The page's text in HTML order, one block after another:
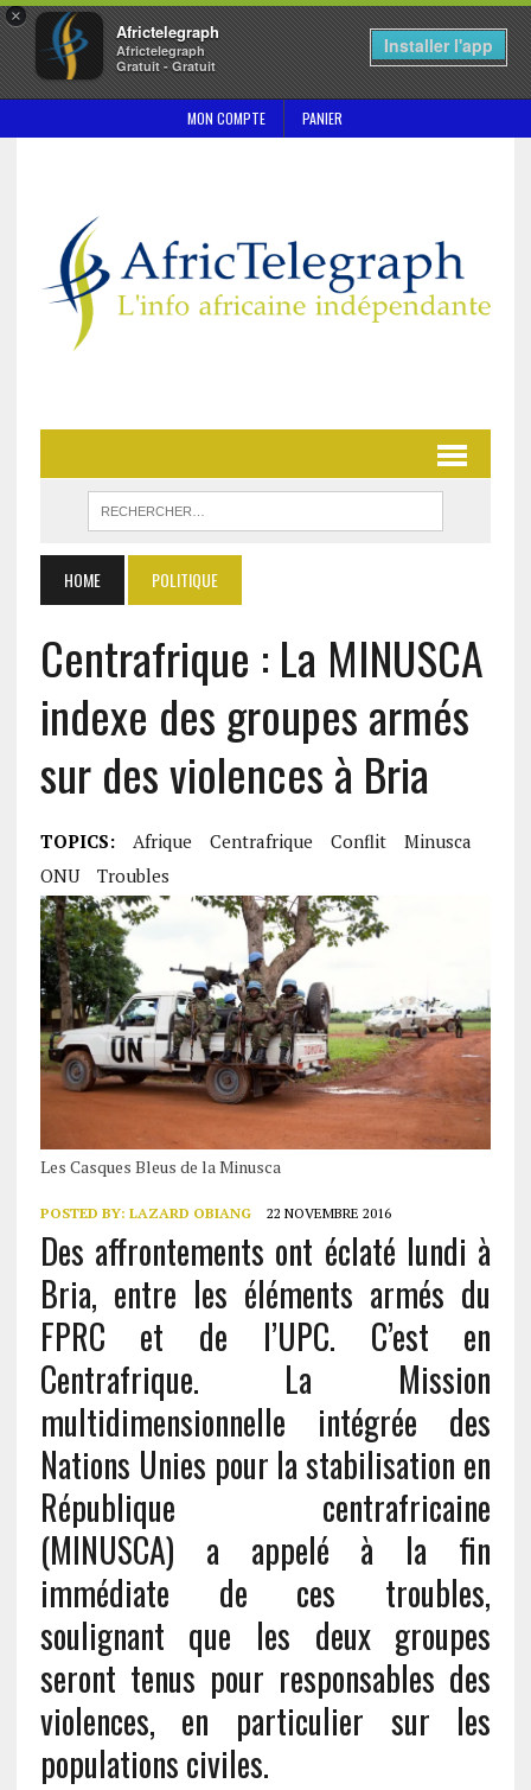
×
Africtelegraph
Africtelegraph
Gratuit - Gratuit
Installer l'app
MON COMPTE PANIER
HOME POLITIQUE
Centrafrique : La MINUSCA
indexe des groupes armés
sur des violences à Bria
TOPICS: Afrique Centrafrique Conflit
Minusca
ONU
Troubles
Les Casques Bleus de la Minusca
POSTED BY: LAZARD OBIANG 22 NOVEMBRE 2016
Des affrontements ont éclaté lundi à
Bria, entre les éléments armés du
FPRC et de l’UPC. C’est en
Centrafrique. La Mission
multidimensionnelle intégrée des
Nations Unies pour la stabilisation en
République centrafricaine
(MINUSCA) a appelé à la fin
immédiate de ces troubles,
soulignant que les deux groupes
seront tenus pour responsables des
violences, en particulier sur les
populations civiles.